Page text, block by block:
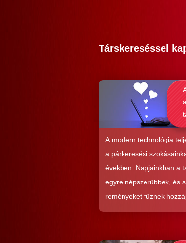
Társkereséssel
A modern technológia
a párkeresési
években. Napjainkban a
egyre népszerűbbek, és
reményeket fűznek
közkedveltség egyáltalán
nagyon könnyen és